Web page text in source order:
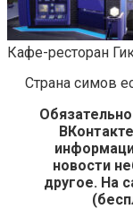
Кафе-ресторан
Страна симов
новости
другое. На